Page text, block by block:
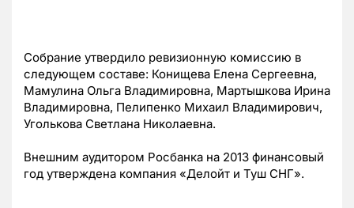
Собрание утвердило ревизионную комиссию в
следующем составе: Конищева Елена Сергеевна,
Мамулина Ольга Владимировна, Мартышкова Ирина
Владимировна, Пелипенко Михаил Владимирович,
Уголькова Светлана Николаевна.
Внешним аудитором Росбанка на 2013 финансовый
год утверждена компания «Делойт и Туш СНГ».